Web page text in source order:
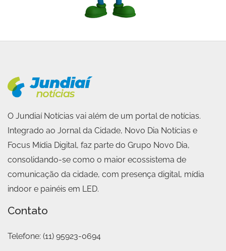
O Jundiaí Notícias vai além de um portal de notícias.
Integrado ao Jornal da Cidade, Novo Dia Notícias e
Focus Mídia Digital, faz parte do Grupo Novo Dia,
consolidando-se como o maior ecossistema de
comunicação da cidade, com presença digital, mídia
indoor e painéis em LED.
Contato
Telefone: (11) 95923-0694